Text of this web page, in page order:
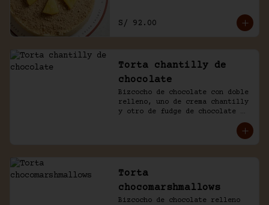
S/ 92.00
Torta chantilly de
chocolate
Bizcocho de chocolate con doble
relleno, uno de crema chantilly
y otro de fudge de chocolate
Torta
chocomarshmallows
Bizcocho de chocolate relleno